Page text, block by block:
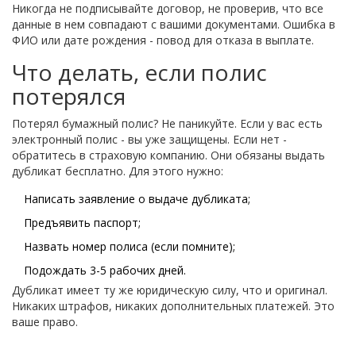
Никогда не подписывайте договор, не проверив, что все
данные в нем совпадают с вашими документами. Ошибка в
ФИО или дате рождения - повод для отказа в выплате.
Что делать, если полис
потерялся
Потерял бумажный полис? Не паникуйте. Если у вас есть
электронный полис - вы уже защищены. Если нет -
обратитесь в страховую компанию. Они обязаны выдать
дубликат бесплатно. Для этого нужно:
Написать заявление о выдаче дубликата;
Предъявить паспорт;
Назвать номер полиса (если помните);
Подождать 3-5 рабочих дней.
Дубликат имеет ту же юридическую силу, что и оригинал.
Никаких штрафов, никаких дополнительных платежей. Это
ваше право.